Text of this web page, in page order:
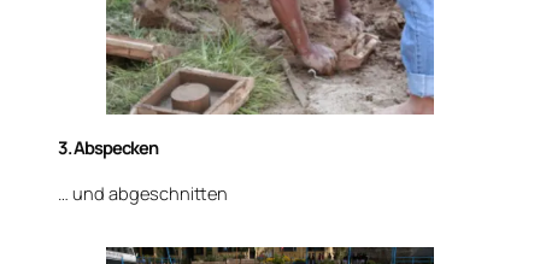
3. Abspecken
… und abgeschnitten